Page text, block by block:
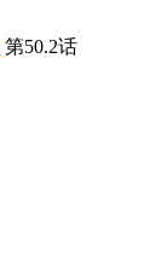
第50.2话